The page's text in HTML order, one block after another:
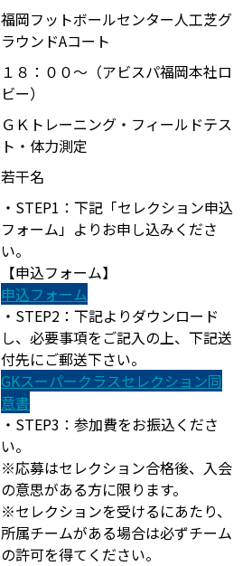
福岡フットボールセンター人工芝グ
ラウンドAコート
１８：００～（アビスパ福岡本社ロ
ビー）
ＧＫトレーニング・フィールドテス
ト・体力測定
若干名
・STEP1：下記「セレクション申込
フォーム」よりお申し込みくださ
い。
【申込フォーム】
申込フォーム
・STEP2：下記よりダウンロード
し、必要事項をご記入の上、下記送
付先にご郵送下さい。
GKスーパークラスセレクション同
意書
・STEP3：参加費をお振込くださ
い。
※応募はセレクション合格後、入会
の意思がある方に限ります。
※セレクションを受けるにあたり、
所属チームがある場合は必ずチーム
の許可を得てください。